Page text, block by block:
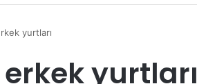
yurtları
yurtları